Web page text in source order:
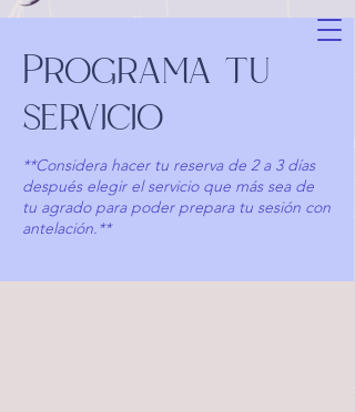
Programa tu
servicio
**Considera hacer tu reserva de 2 a 3 días
después elegir el servicio que más sea de
tu agrado para poder prepara tu sesión con
antelación.**